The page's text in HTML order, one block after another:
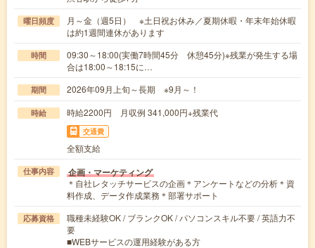
曜日頻度
月～金（週5日） ※土日祝お休み／夏期休暇・年末年始休暇
は約1週間連休があります
時間
09:30～18:00(実働7時間45分 休憩45分)※残業が発生する場
合は18:00～18:15に…
期間 2026年09月上旬～長期 ※9月～！
時給 時給2200円 月収例 341,000円+残業代
交通費
全額支給
仕事内容 企画・マーケティング
＊自社レタッチサービスの企画＊アンケートなどの分析＊資
料作成、データ作成業務＊部署サポート
応募資格
職種未経験OK / ブランクOK / パソコンスキル不要 / 英語力不
要
■WEBサービスの運用経験がある方